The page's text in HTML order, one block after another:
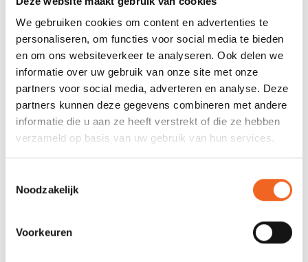
We gebruiken cookies om content en advertenties te
personaliseren, om functies voor social media te bieden
en om ons websiteverkeer te analyseren. Ook delen we
informatie over uw gebruik van onze site met onze
partners voor social media, adverteren en analyse. Deze
partners kunnen deze gegevens combineren met andere
informatie die u aan ze heeft verstrekt of die ze hebben
verzameld op basis van uw gebruik van hun services.
Noodzakelijk
Voorkeuren
REBEL HUSKY 520 PLUS,
REBEL GNARLY DOG 540